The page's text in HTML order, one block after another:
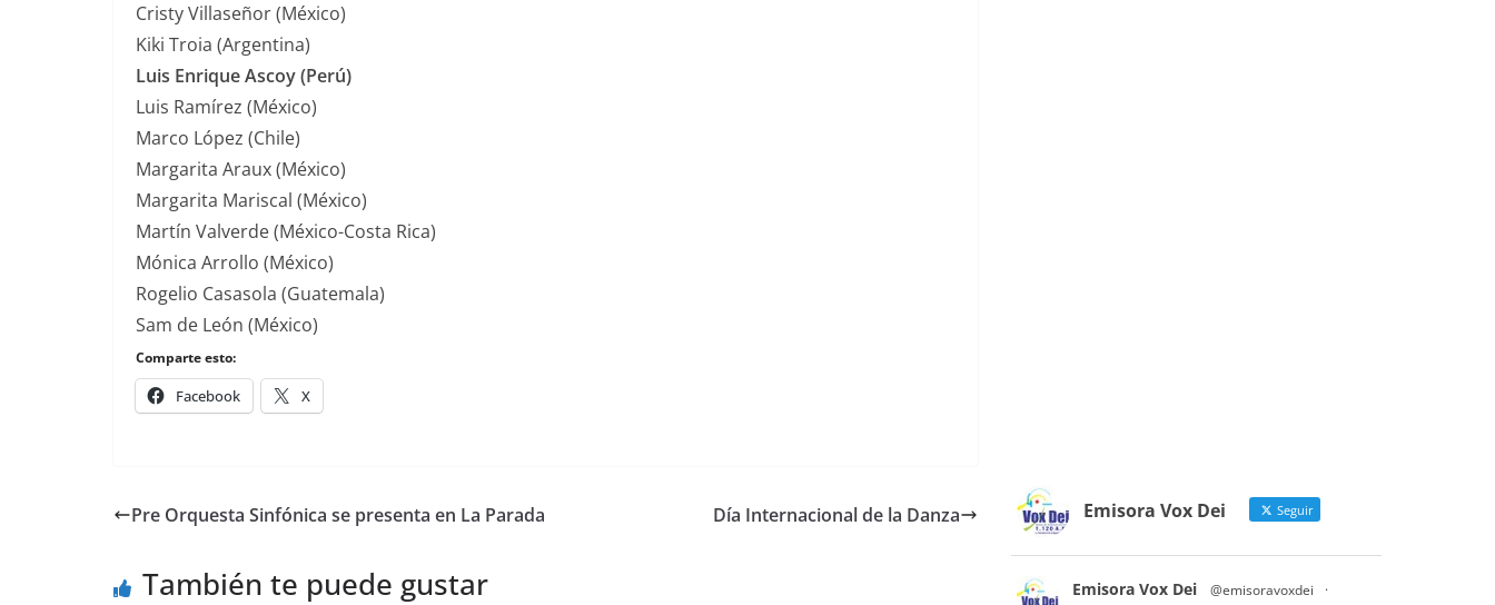
Cristy Villaseñor (México)
Kiki Troia (Argentina)
Luis Enrique Ascoy (Perú)
Luis Ramírez (México)
Marco López (Chile)
Margarita Araux (México)
Margarita Mariscal (México)
Martín Valverde (México-Costa Rica)
Mónica Arrollo (México)
Rogelio Casasola (Guatemala)
Sam de León (México)
Comparte esto:
Facebook X
Pre Orquesta Sinfónica se presenta en La Parada Día Internacional de la Danza
También te puede gustar
Emisora Vox Dei Seguir
Emisora Vox Dei @emisoravoxdei
·